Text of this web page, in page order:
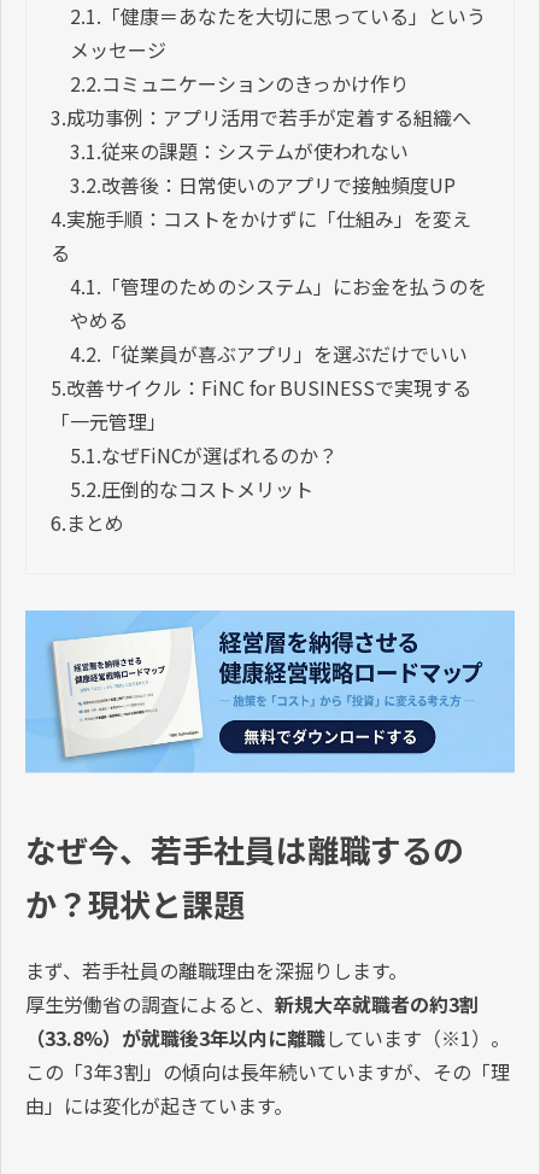
2.1. 「健康＝あなたを大切に思っている」という
メッセージ
2.2.コミュニケーションのきっかけ作り
3.成功事例：アプリ活用で若手が定着する組織へ
3.1.従来の課題：システムが使われない
3.2.改善後：日常使いのアプリで接触頻度UP
4.実施手順：コストをかけずに「仕組み」を変え
る
4.1. 「管理のためのシステム」にお金を払うのを
やめる
4.2. 「従業員が喜ぶアプリ」を選ぶだけでいい
5.改善サイクル：FiNC for BUSINESSで実現する
「一元管理」
5.1.なぜFiNCが選ばれるのか？
5.2.圧倒的なコストメリット
6.まとめ
なぜ今、若手社員は離職するの
か？現状と課題
まず、若手社員の離職理由を深掘りします。
厚生労働省の調査によると、 新規大卒就職者の約3割
（33.8%）が就職後3年以内に離職しています（※1）。
この「3年3割」の傾向は長年続いていますが、その「理
由」には変化が起きています。